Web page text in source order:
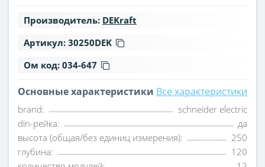
Производитель: DEKraft
Артикул: 30250DEK
Ом код: 034-647
Основные характеристики Все характеристики
brand:
schneider electric
din-рейка:
да
высота (общая/без единиц измерения):
250
глубина:
120